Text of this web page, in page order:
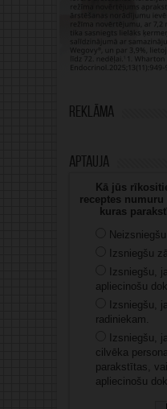
Reklāma
Aptauja
Kā jūs
receptes
kuras
Neizsniegšu
Izsniegšu
Izsniegšu,
apliecinošu
Izsniegšu,
radiniekam.
Izsniegšu,
cilvēka
parakstītas,
apliecinošu